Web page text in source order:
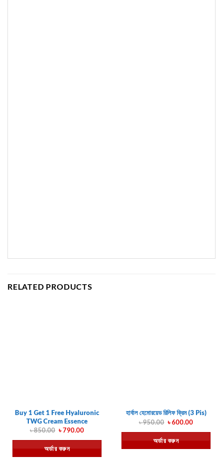
RELATED PRODUCTS
Buy 1 Get 1 Free Hyaluronic
TWG Cream Essence
৳850.00 Original
was:
৳ 850.00.
৳790.00Current
is:
৳ 790.00.
অর্ডার করুন
হার্বাল হেমোরয়েড রিলিফ ক্রিম (3 Pis)
৳950.00 Original
was:
৳ 950.00.
৳600.00Current
is:
৳ 600.00.
অর্ডার করুন